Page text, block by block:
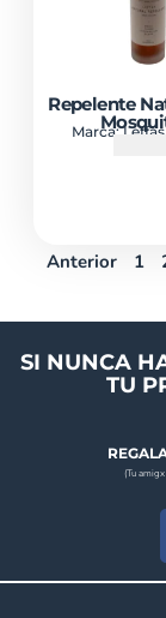
Repelente
Marca:
Anterior 1
SI NUNCA
TU
(Tu